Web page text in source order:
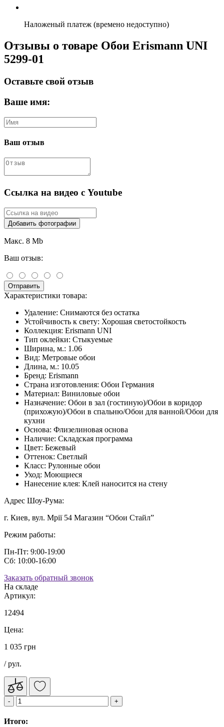
Наложеный платеж (времено недоступно)
Отзывы о товаре Обои Erismann UNI
5299-01
Оставьте свой отзыв
Ваше имя:
Ваш отзыв
Ссылка на видео с Youtube
Добавить фотографии
Макс. 8 Mb
Ваш отзыв:
Отправить
Характеристики товара:
Удаление: Снимаются без остатка
Устойчивость к свету: Хорошая светостойкость
Коллекция: Erismann UNI
Тип оклейки: Стыкуемые
Ширина, м.: 1.06
Вид: Метровые обои
Длина, м.: 10.05
Бренд: Erismann
Страна изготовления: Обои Германия
Материал: Виниловые обои
Назначение: Обои в зал (гостиную)/Обои в коридор
(прихожую)/Обои в спальню/Обои для ванной/Обои для
кухни
Основа: Флизелиновая основа
Наличие: Складская программа
Цвет: Бежевый
Оттенок: Светлый
Класс: Рулонные обои
Уход: Моющиеся
Нанесение клея: Клей наносится на стену
Адрес Шоу-Рума:
г. Киев, вул. Мрії 54 Магазин “Обои Стайл”
Режим работы:
Пн-Пт: 9:00-19:00
Сб: 10:00-16:00
Заказать обратный звонок
На складе
Артикул:
12494
Цена:
1 035 грн
/ рул.
Итого: